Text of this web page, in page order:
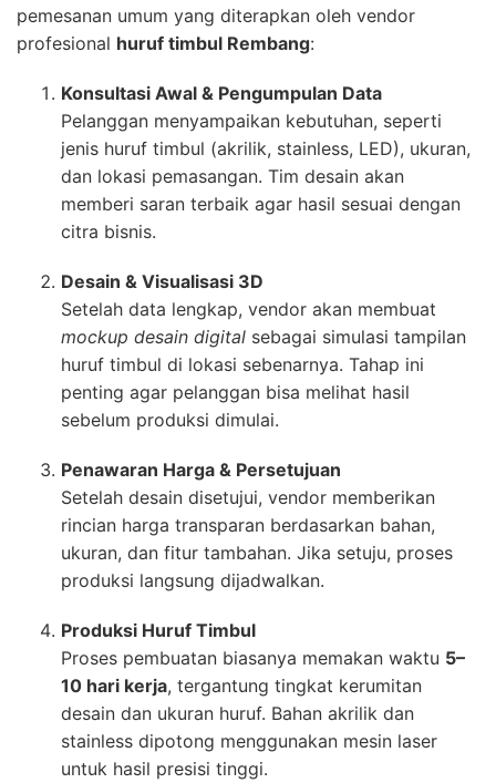
pemesanan umum yang diterapkan oleh vendor
profesional huruf timbul Rembang:
Konsultasi Awal & Pengumpulan Data
Pelanggan menyampaikan kebutuhan, seperti
jenis huruf timbul (akrilik, stainless, LED), ukuran,
dan lokasi pemasangan. Tim desain akan
memberi saran terbaik agar hasil sesuai dengan
citra bisnis.
Desain & Visualisasi 3D
Setelah data lengkap, vendor akan membuat
mockup desain digital sebagai simulasi tampilan
huruf timbul di lokasi sebenarnya. Tahap ini
penting agar pelanggan bisa melihat hasil
sebelum produksi dimulai.
Penawaran Harga & Persetujuan
Setelah desain disetujui, vendor memberikan
rincian harga transparan berdasarkan bahan,
ukuran, dan fitur tambahan. Jika setuju, proses
produksi langsung dijadwalkan.
Produksi Huruf Timbul
Proses pembuatan biasanya memakan waktu 5–
10 hari kerja, tergantung tingkat kerumitan
desain dan ukuran huruf. Bahan akrilik dan
stainless dipotong menggunakan mesin laser
untuk hasil presisi tinggi.